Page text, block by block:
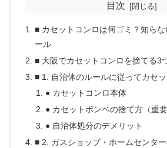
目次
■ カセットコンロは何ゴミ？知ら
ール
■ 大阪でカセットコンロを捨てる3
■ 1. 自治体のルールに従ってカセ
● カセットコンロ本体
● カセットボンベの捨て方（重要
● 自治体処分のデメリット
■ 2. ガスショップ・ホームセンタ